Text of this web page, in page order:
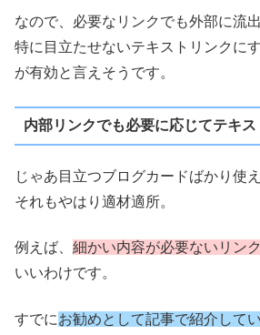
なので、必要なリンクでも外部に流
特に目立たせないテキストリンクに
が有効と言えそうです。
内部リンクでも必要に応じてテキス
じゃあ目立つブログカードばかり使
それもやはり適材適所。
例えば、 細かい内容が必要ないリン
いいわけです。
すでにお勧めとして記事で紹介して